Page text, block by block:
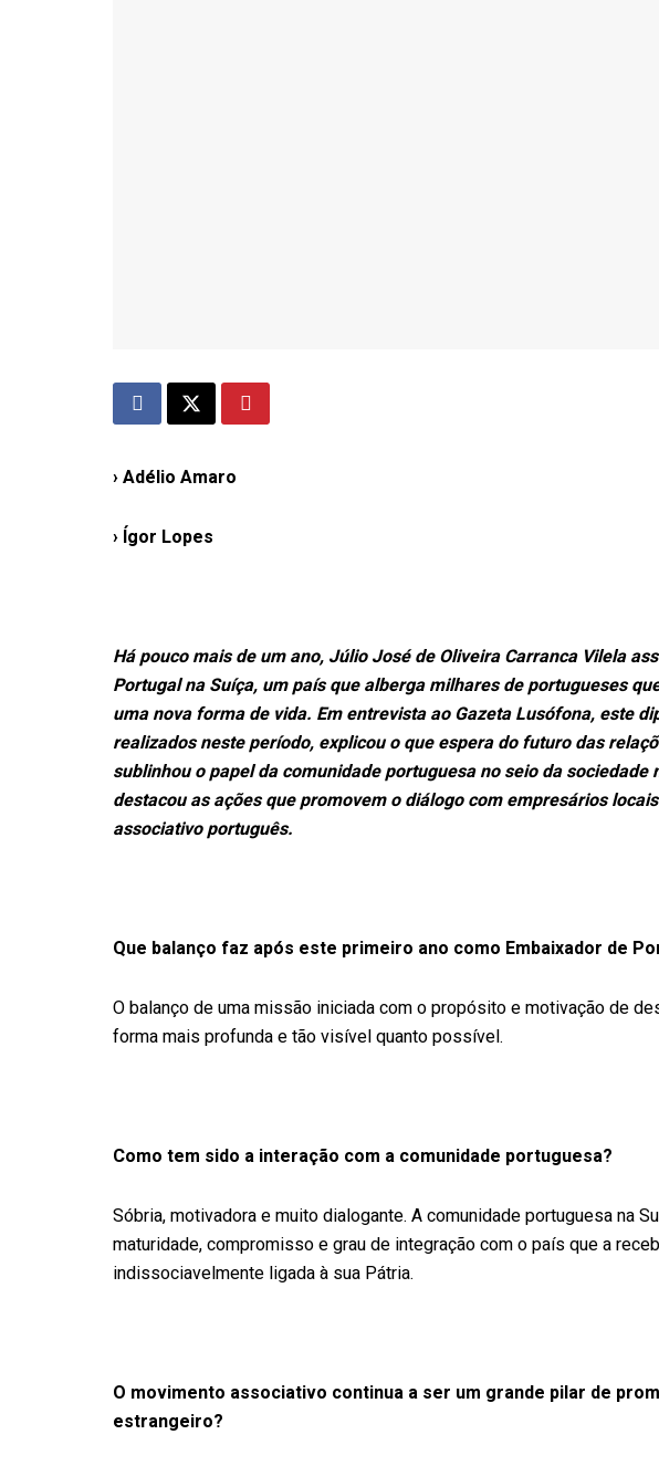
› Adélio Amaro
› Ígor Lopes
Há pouco mais de um ano, Júlio José de Oliveira Carranca Vilela
Portugal na Suíça, um país que alberga milhares de portugueses
uma nova forma de vida. Em entrevista ao Gazeta Lusófona, este
realizados neste período, explicou o que espera do futuro das
sublinhou o papel da comunidade portuguesa no seio da sociedade
destacou as ações que promovem o diálogo com empresários
associativo português.
Que balanço faz após este primeiro ano como Embaixador de
O balanço de uma missão iniciada com o propósito e motivação de
forma mais profunda e tão visível quanto possível.
Como tem sido a interação com a comunidade portuguesa?
Sóbria, motivadora e muito dialogante. A comunidade portuguesa na
maturidade, compromisso e grau de integração com o país que a
indissociavelmente ligada à sua Pátria.
O movimento associativo continua a ser um grande pilar de
estrangeiro?